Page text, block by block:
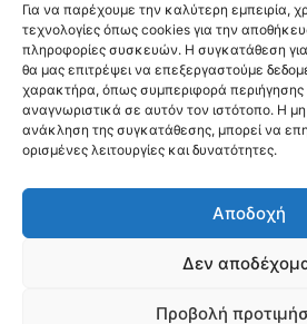
Για να παρέχουμε την καλύτερη εμπειρία,
τεχνολογίες όπως cookies για την
πληροφορίες συσκευών. Η συγκατάθεση για
θα μας επιτρέψει να επεξεργαστούμε
χαρακτήρα, όπως συμπεριφορά περιήγησης
αναγνωριστικά σε αυτόν τον ιστότοπο. Η
ανάκληση της συγκατάθεσης, μπορεί να
ορισμένες λειτουργίες και δυνατότητες.
Αποδοχή
Δεν
Προβολή
Contact us:ipamagnesia@gmail.com
FOLLOW US
@2026 I.P.A. Magnesia by paggus